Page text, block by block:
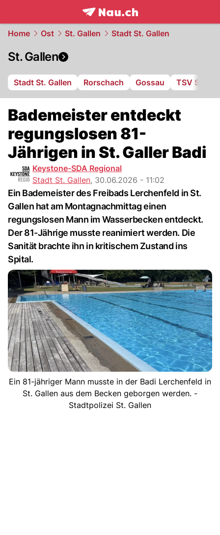
frontpage.NAU.ch
Home Ost St. Gallen Stadt St. Gallen
St. Gallen
Stadt St. Gallen Rorschach Gossau TSV St.
Bademeister entdeckt
regungslosen 81-
Jährigen in St. Galler Badi
Keystone-SDA Regional
Stadt St. Gallen, 30.06.2026 - 11:02
Ein Bademeister des Freibads Lerchenfeld in St.
Gallen hat am Montagnachmittag einen
regungslosen Mann im Wasserbecken entdeckt.
Der 81-Jährige musste reanimiert werden. Die
Sanität brachte ihn in kritischem Zustand ins
Spital.
Ein 81-jähriger Mann musste in der Badi Lerchenfeld in
St. Gallen aus dem Becken geborgen werden. -
Stadtpolizei St. Gallen